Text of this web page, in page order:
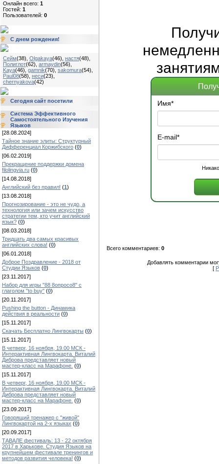
Онлайн всего: 1
Гостей: 1
Пользователей: 0
С днем рождения!
Сейм(38) Olgakaya(46) настя(48)
Полиглот(62) armaydin(56)
Kaya(46) gamnik(70) sakomura(54)
Paul08(58) неси(23)
chernyakova(42)
Сегодня сайт посетили
Система Эффективного
Самостоятельного Изучения
Языков
[28.08.2024]
Тайное знание элиты: Структурный
Дифференциал Коржибского (0)
[06.02.2019]
Прекращение поддержки домена
filolingvia.ru (0)
[14.08.2018]
Английский без правил! (1)
[13.08.2018]
Прогнозирование - это не чудо, а
технология или зачем искусство
стратегии тем, кто учит английский
язык? (0)
[08.03.2018]
Тридцать два самых красивых
английских слова! (0)
[06.01.2018]
Доброе Поздравление - 2018 от
Студии Языков (0)
[23.11.2017]
Набор для игры "88 8опросо8" с
глаголом "to buy" (0)
[20.11.2017]
Pushing the button - Динамика
действия в реальности (0)
[15.11.2017]
Скачать Бесплатно Лингвокарты (0)
[15.11.2017]
В четверг, 16 ноября, 19.00 МСК -
Интерактивная Лингвокарта. Виталий
Диброва представляет новый
мастер-класс на Марафоне. (0)
[15.11.2017]
В четверг, 16 ноября, 19.00 МСК -
Интерактивная Лингвокарта. Виталий
Диброва представляет новый
мастер-класс на Марафоне. (0)
[23.09.2017]
Говорящий тренажер с "живой"
Лингвокартой на 2-х языках (0)
[20.09.2017]
ТАВАЛЕ фестиваль: 13 - 22 октября
2017 в Харькове. Студия Языков на
крупнейшем фестивале тренингов и
методов развития человека! (0)
Имя*
E-mail*
Всего комментариев: 0
Добавлять комментарии
[